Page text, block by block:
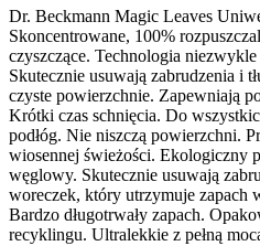
Dr. Beckmann Magic Leaves
Skoncentrowane, 100%
czyszczące. Technologia
Skutecznie usuwają zabrudzenia i
czyste powierzchnie. Zapewniają
Krótki czas schnięcia. Do
podłóg. Nie niszczą powierzchni.
wiosennej świeżości. Ekologiczny
węglowy. Skutecznie usuwają
woreczek, który utrzymuje zapach
Bardzo długotrwały zapach.
recyklingu. Ultralekkie z pełną